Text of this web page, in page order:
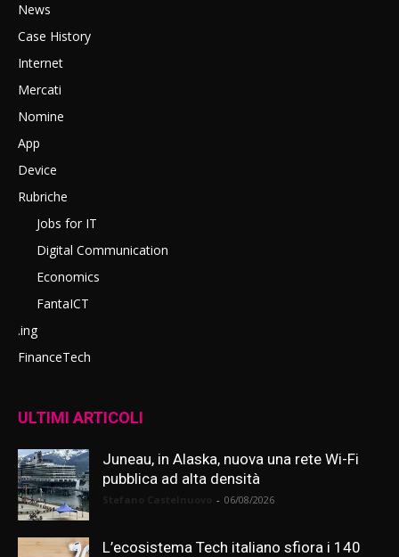
News
Case History
Internet
Mercati
Nomine
App
Device
Rubriche
Jobs for IT
Digital Communication
Economics
FantaICT
.ing
FinanceTech
ULTIMI ARTICOLI
Juneau, in Alaska, nuova una rete Wi-Fi
pubblica ad alta densità
- 06/08/2026
L’ecosistema Tech italiano sfiora i 140